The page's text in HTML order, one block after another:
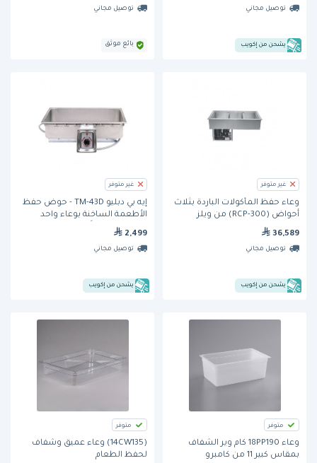
توصيل مجاني
يشحن من إكويب
توصيل مجاني
بائع موثق
غير متوفر
وعاء حفظ المأكولات الباردة بثلاث
أحواض (RCP-300) من ويلز
36,589
توصيل مجاني
يشحن من إكويب
غير متوفر
إيه بي دبليو TM-43D - حوض حفظ
الأطعمة الساخنة بوعاء واحد
وبتصميم مُسْقَط في السطح
وبفتحة تصريف
2,499
توصيل مجاني
يشحن من إكويب
متوفر
وعاء 18PP190 كام وير الشفاف
بمقاس كبير 11 من كامبرو
متوفر
(14CW135) وعاء عميق وشفاف
لحفظ الطعام